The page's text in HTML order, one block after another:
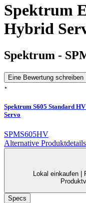
Spektrum
Hybrid
Spektrum -
Eine Bewertung schreiben
Spektrum S605 Standard
Servo
SPMS605HV
Alternative
Lokal einkaufen |
Specs